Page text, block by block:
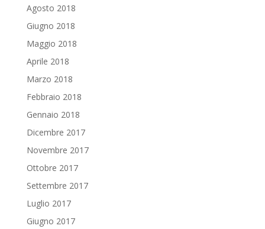
Agosto 2018
Giugno 2018
Maggio 2018
Aprile 2018
Marzo 2018
Febbraio 2018
Gennaio 2018
Dicembre 2017
Novembre 2017
Ottobre 2017
Settembre 2017
Luglio 2017
Giugno 2017